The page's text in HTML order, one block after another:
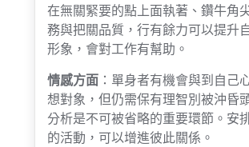
在無關緊要的點上面執著、鑽牛角
務與把關品質，行有餘力可以提升
形象，會對工作有幫助。
情感方面 ：單身者有機會與到自己
想對象，但仍需保有理智別被沖昏
分析是不可被省略的重要環節。安
的活動，可以增進彼此關係。